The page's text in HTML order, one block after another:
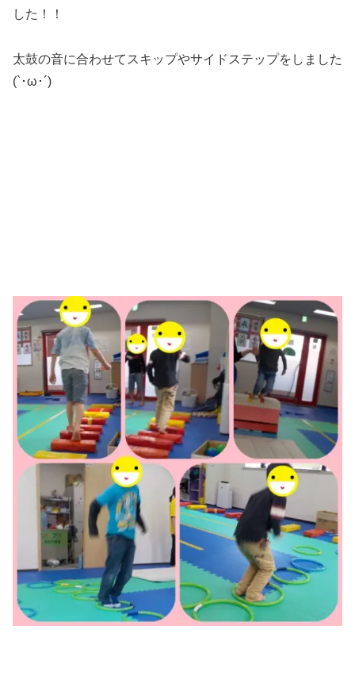
した！！
太鼓の音に合わせてスキップやサイドステップをしました
(`･ω･´)